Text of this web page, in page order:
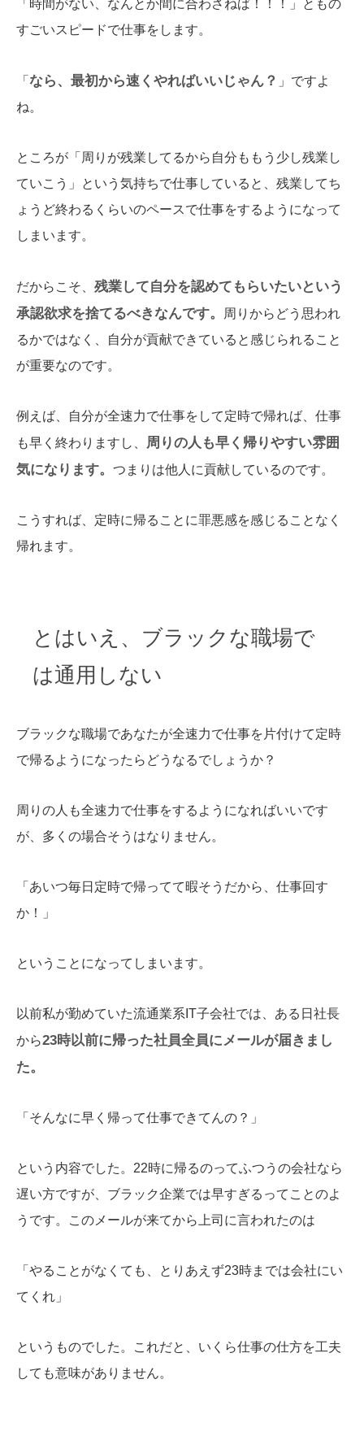
「時間がない、なんとか間に合わさねば！！！」ともの
すごいスピードで仕事をします。
「 なら、最初から速くやればいいじゃん？ 」ですよ
ね。
ところが「周りが残業してるから自分ももう少し残業し
ていこう」という気持ちで仕事していると、残業してち
ょうど終わるくらいのペースで仕事をするようになって
しまいます。
だからこそ、 残業して自分を認めてもらいたいという
承認欲求を捨てるべきなんです。
周りからどう思われ
るかではなく、自分が貢献できていると感じられること
が重要なのです。
例えば、自分が全速力で仕事をして定時で帰れば、仕事
も早く終わりますし、
周りの人も早く帰りやすい雰囲
気になります。 つまりは他人に貢献しているのです。
こうすれば、定時に帰ることに罪悪感を感じることなく
帰れます。
とはいえ、ブラックな職場で
は通用しない
ブラックな職場であなたが全速力で仕事を片付けて定時
で帰るようになったらどうなるでしょうか？
周りの人も全速力で仕事をするようになればいいです
が、多くの場合そうはなりません。
「あいつ毎日定時で帰ってて暇そうだから、仕事回す
か！」
ということになってしまいます。
以前私が勤めていた流通業系IT子会社では、ある日社長
から23時以前に帰った社員全員にメールが届きまし
た。
「そんなに早く帰って仕事できてんの？」
という内容でした。22時に帰るのってふつうの会社なら
遅い方ですが、ブラック企業では早すぎるってことのよ
うです。このメールが来てから上司に言われたのは
「やることがなくても、とりあえず23時までは会社にい
てくれ」
というものでした。これだと、いくら仕事の仕方を工夫
しても意味がありません。